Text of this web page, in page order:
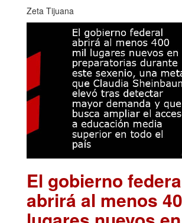
Zeta Tijuana
El gobierno
abrirá al menos